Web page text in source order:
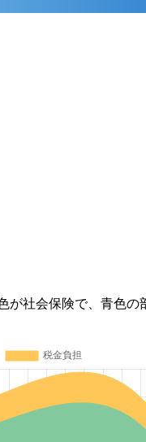
が社会保険で、青色の